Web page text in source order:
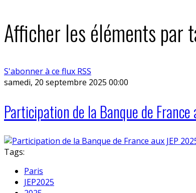
Afficher les éléments par
S'abonner à ce flux RSS
samedi, 20 septembre 2025 00:00
Participation de la Banque de France
Tags:
Paris
JEP2025